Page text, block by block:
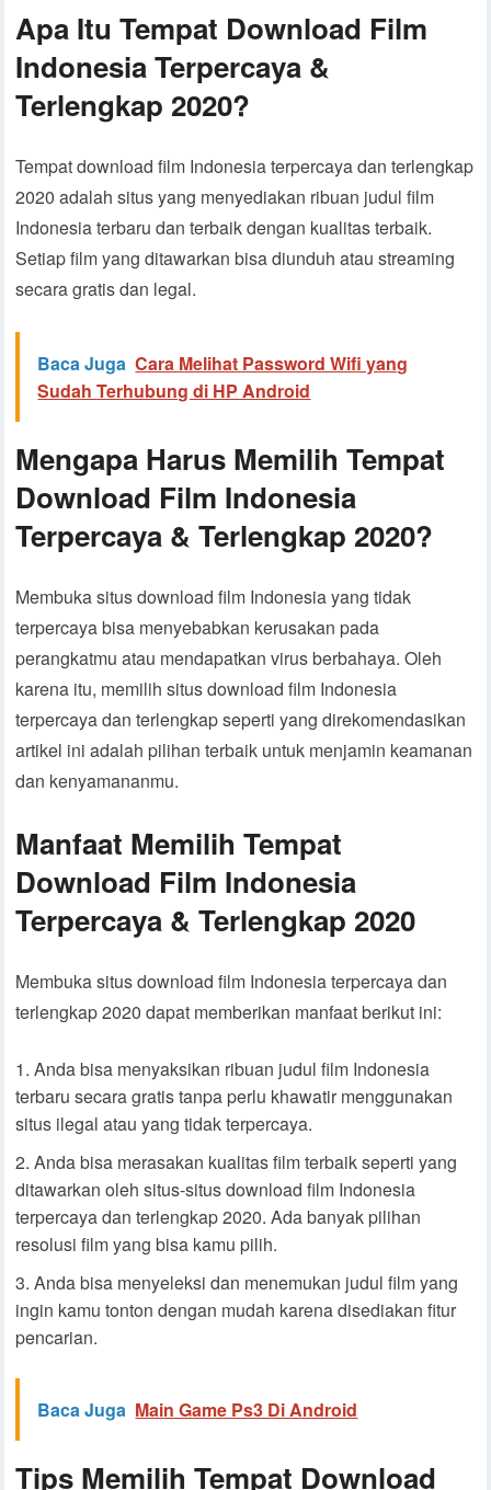
Apa Itu Tempat Download Film
Indonesia Terpercaya &
Terlengkap 2020?
Tempat download film Indonesia terpercaya dan terlengkap
2020 adalah situs yang menyediakan ribuan judul film
Indonesia terbaru dan terbaik dengan kualitas terbaik.
Setiap film yang ditawarkan bisa diunduh atau streaming
secara gratis dan legal.
Baca Juga Cara Melihat Password Wifi yang
Sudah Terhubung di HP Android
Mengapa Harus Memilih Tempat
Download Film Indonesia
Terpercaya & Terlengkap 2020?
Membuka situs download film Indonesia yang tidak
terpercaya bisa menyebabkan kerusakan pada
perangkatmu atau mendapatkan virus berbahaya. Oleh
karena itu, memilih situs download film Indonesia
terpercaya dan terlengkap seperti yang direkomendasikan
artikel ini adalah pilihan terbaik untuk menjamin keamanan
dan kenyamananmu.
Manfaat Memilih Tempat
Download Film Indonesia
Terpercaya & Terlengkap 2020
Membuka situs download film Indonesia terpercaya dan
terlengkap 2020 dapat memberikan manfaat berikut ini:
Anda bisa menyaksikan ribuan judul film Indonesia
terbaru secara gratis tanpa perlu khawatir menggunakan
situs ilegal atau yang tidak terpercaya.
Anda bisa merasakan kualitas film terbaik seperti yang
ditawarkan oleh situs-situs download film Indonesia
terpercaya dan terlengkap 2020. Ada banyak pilihan
resolusi film yang bisa kamu pilih.
Anda bisa menyeleksi dan menemukan judul film yang
ingin kamu tonton dengan mudah karena disediakan fitur
pencarian.
Baca Juga Main Game Ps3 Di Android
Tips Memilih Tempat Download